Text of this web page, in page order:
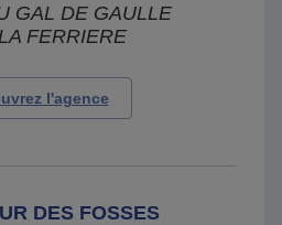
GAL DE GAULLE
FERRIERE
l'agence
DES FOSSES